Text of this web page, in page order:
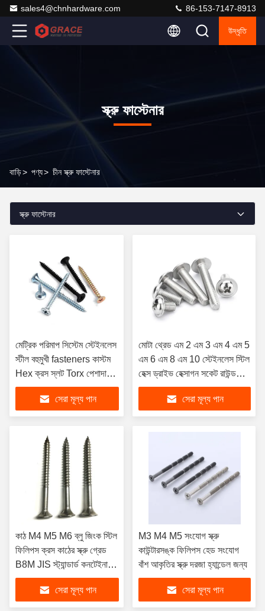
sales4@chnhardware.com 86-153-7147-8913
উদ্ধৃতি
স্ক্রু ফাস্টেনার
বাড়ি> পণ্য> চীন স্ক্রু ফাস্টেনার
স্ক্রু ফাস্টেনার
মেট্রিক পরিমাপ সিস্টেম স্টেইনলেস
স্টীল বহুমুখী fasteners কাস্টম
Hex ক্রস স্লট Torx পেশাদারী
থেকে স্ক্রু
সেরা মূল্য পান
মোটা থ্রেড এম 2 এম 3 এম 4 এম 5
এম 6 এম 8 এম 10 স্টেইনলেস স্টিল
হেক্স ড্রাইভ হেক্সাগন সকেট রাউন্ড
প্যান হেড মেশিন অ্যালুমিনিয়ামের
সেরা মূল্য পান
কাঠ M4 M5 M6 ব্লু জিংক স্টিল
ফিলিপস ক্রস কাঠের স্ক্রু গ্রেড
B8M JIS স্ট্যান্ডার্ড কনটেইনার
কাঠের বর্গাকার বোতাম স্ক্রু
সেরা মূল্য পান
M3 M4 M5 সংযোগ স্ক্রু
কাউন্টারসঙ্ক ফিলিপস হেড সংযোগ
বাঁশ আকৃতির স্ক্রু দরজা হ্যান্ডেল জন্য
সেরা মূল্য পান